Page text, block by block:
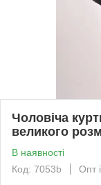
Чоловіча
великого
В наявності
Код: 7053b
Опт